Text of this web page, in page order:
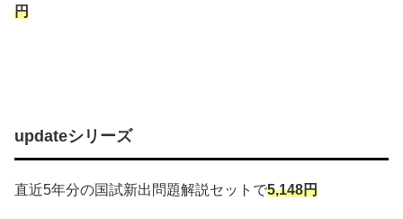
円
updateシリーズ
直近5年分の国試新出問題解説セットで5,148円